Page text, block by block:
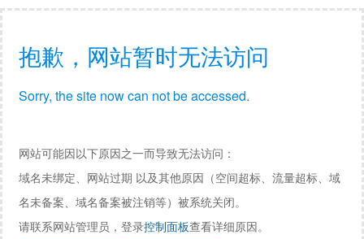
抱歉，网站暂时无法访问
Sorry, the site now can not be accessed.
网站可能因以下原因之一而导致无法访问：
域名未绑定、网站过期 以及其他原因（空间超标、流量超标、域
名未备案、域名备案被注销等）被系统关闭。
请联系网站管理员，登录控制面板查看详细原因。